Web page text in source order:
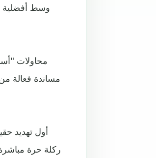
وسط أفضلية
محاولات
مساندة فعالة
أول تهديد
ركلة حرة